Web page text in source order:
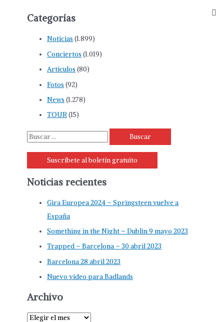
Categorías
Noticias (1.899)
Conciertos (1.019)
Artículos (80)
Fotos (92)
News (1.278)
TOUR(15)
B
Suscríbete al boletín gratuito
Noticias recientes
Gira Europea 2024 – Springsteen vuelve a
España
Something in the Night – Dublin 9 mayo 2023
Trapped – Barcelona – 30 abril 2023
Barcelona 28 abril 2023
Nuevo vídeo para Badlands
Archivo
A